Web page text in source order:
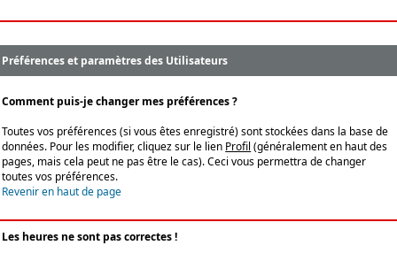
Préférences et paramètres des Utilisateurs
Comment puis-je changer mes préférences ?
Toutes vos préférences (si vous êtes enregistré) sont stockées dans la base de
données. Pour les modifier, cliquez sur le lien Profil (généralement en haut des
pages, mais cela peut ne pas être le cas). Ceci vous permettra de changer
toutes vos préférences.
Revenir en haut de page
Les heures ne sont pas correctes !